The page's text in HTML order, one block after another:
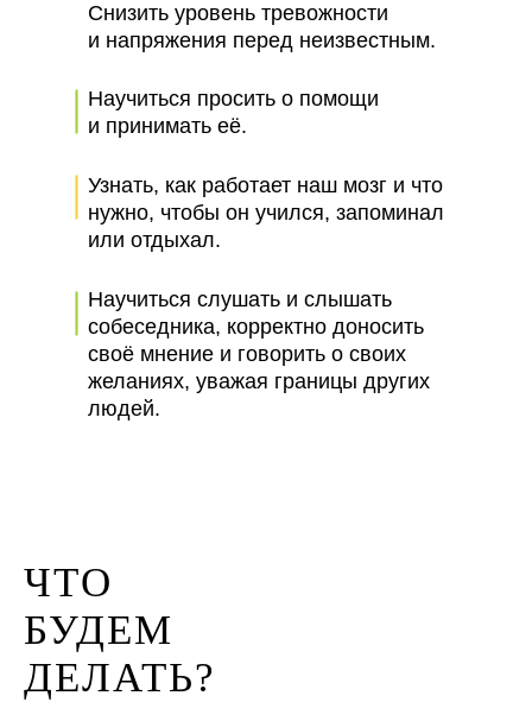
Снизить уровень тревожности
и напряжения перед неизвестным.
Узнать, как работает наш мозг и что
нужно, чтобы он учился, запоминал
или отдыхал.
Научиться просить о помощи
и принимать её.
Научиться слушать и слышать
собеседника, корректно доносить
своё мнение и говорить о своих
желаниях, уважая границы других
людей.
ЧТО
БУДЕМ
ДЕЛАТЬ?